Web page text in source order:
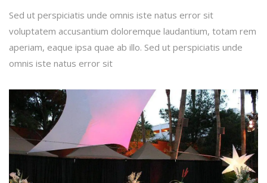
Sed ut perspiciatis unde omnis iste natus error sit
voluptatem accusantium doloremque laudantium, totam rem
aperiam, eaque ipsa quae ab illo. Sed ut perspiciatis unde
omnis iste natus error sit